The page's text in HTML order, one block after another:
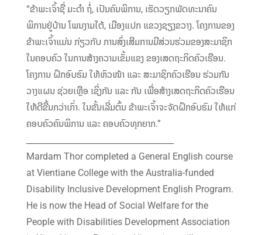
“ຂ້າພະເຈົ້າຊື່ ມະດຳ ຖໍ່, ເປັນຄົນພິການ, ເຮັດວຽກພັດທະນາຄົນ
ພິການຢູ່ບ້ານ ໂພນງາມໃຕ້, ເມືອງແປກ ແຂວງຊຽງຂວາງ. ໂຄງການຂອງ
ຂ້າພະເຈົ້າແມ່ນ ກ່ຽວກັບ ການສົ່ງເສີມການມີສ່ວນຮ່ວມຂອງສະມາຊິກ
ໃນຄອບຄົວ ໃນການສ້າງຄວາມເຂັ້ມແຂງ ຂອງເສດຖະກິດຄົວເຮືອນ.
ໂຄງການ ຝຶກອົບຮົມ ໃຫ້ຫົວໜ້າ ແລະ ສະມາຊິກຄົວເຮືອນ ຮ່ວມກັນ
ວາງແຜນ ຊ່ວຍເຫຼືອ ເຊິ່ງກັນ ແລະ ກັນ ເພື່ອສ້າງເສດຖະກິດຄົວເຮືອນ
ໃຫ້ດີຂື້ນກວ່າເກົ່າ. ໃນຂັ້ນເລີ່ມຕົ້ນ ຂ້າພະເຈົ້າຈະຈັດຝຶກອົບຮົມ ໃຫ້ແກ່
ຄອບຄົວຄົນພິການ ແລະ ຄອບຄົວທຸກຍາກ.”
____________________________________
Mardam Thor completed a General English course
at Vientiane College with the Australia-funded
Disability Inclusive Development English Program.
He is now the Head of Social Welfare for the
People with Disabilities Development Association